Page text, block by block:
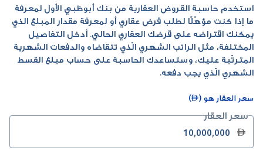
استخدم حاسبة القروض العقارية من بنك أبوظبي الأول لمعرفة
ما إذا كنت مؤهّلًا لطلب قرض عقاري أو لمعرفة مقدار المبلغ الذي
يمكنك اقتراضه على قرضك العقاري الحالي. أدخل التفاصيل
المختلفة، مثل الراتب الشهري الّذي تتقاضاه والدفعات الشهرية
المترتّبة عليك، وستساعدك الحاسبة على حساب مبلغ القسط
الشهري الّذي يجب دفعه.
سعر العقار هو ()
سعر العقار
